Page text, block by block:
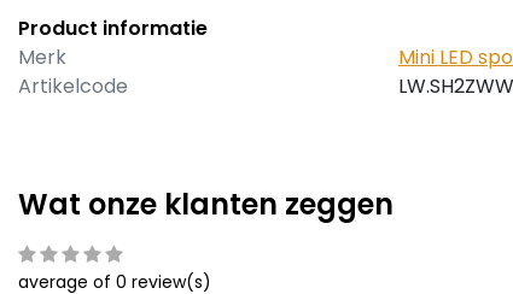
Product informatie
Merk
Mini LED
Artikelcode
Wat onze klanten zeggen
average of 0 review(s)